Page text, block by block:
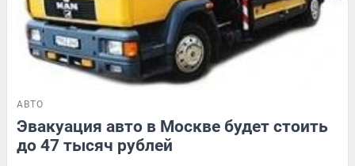
АВТО
Эвакуация авто в Москве будет стоить
до 47 тысяч рублей